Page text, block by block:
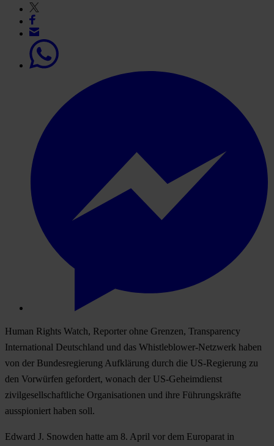
Human Rights Watch, Reporter ohne Grenzen, Transparency
International Deutschland und das Whistleblower-Netzwerk haben
von der Bundesregierung Aufklärung durch die US-Regierung zu
den Vorwürfen gefordert, wonach der US-Geheimdienst
zivilgesellschaftliche Organisationen und ihre Führungskräfte
ausspioniert haben soll.
Edward J. Snowden hatte am 8. April vor dem Europarat in